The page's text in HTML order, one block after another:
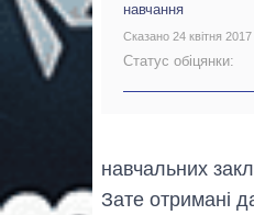
навчання
Сказано 24 квітня 2017
Статус обіцянки:
навчальних
Зате отримані